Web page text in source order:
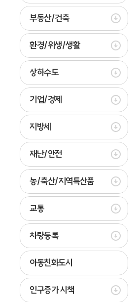
부동산/건축
환경/위생/생활
상하수도
기업/경제
지방세
재난/안전
농/축산/지역특산품
교통
차량등록
아동친화도시
인구증가 시책